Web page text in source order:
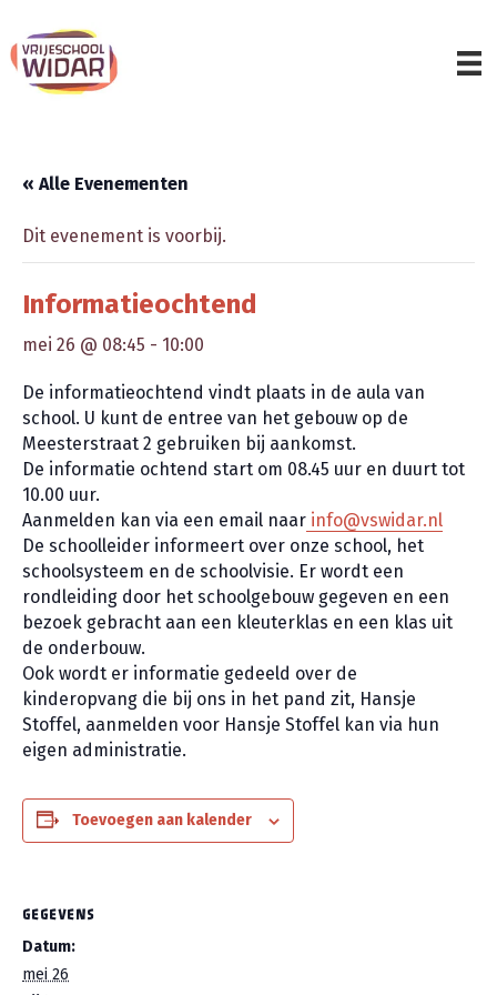
« Alle Evenementen
Dit evenement is voorbij.
Informatieochtend
mei 26 @ 08:45 - 10:00
De informatieochtend vindt plaats in de aula van
school. U kunt de entree van het gebouw op de
Meesterstraat 2 gebruiken bij aankomst.
De informatie ochtend start om 08.45 uur en duurt tot
10.00 uur.
Aanmelden kan via een email naar info@vswidar.nl
De schoolleider informeert over onze school, het
schoolsysteem en de schoolvisie. Er wordt een
rondleiding door het schoolgebouw gegeven en een
bezoek gebracht aan een kleuterklas en een klas uit
de onderbouw.
Ook wordt er informatie gedeeld over de
kinderopvang die bij ons in het pand zit, Hansje
Stoffel, aanmelden voor Hansje Stoffel kan via hun
eigen administratie.
Toevoegen aan kalender
GEGEVENS
Datum:
mei 26